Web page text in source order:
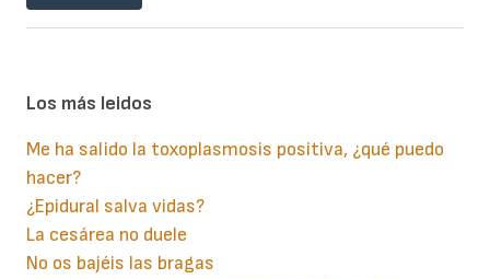
Los más leidos
Me ha salido la toxoplasmosis positiva, ¿qué puedo
hacer?
¿Epidural salva vidas?
La cesárea no duele
No os bajéis las bragas